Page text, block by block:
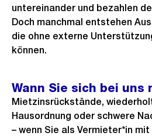
untereinander und bezahlen
Doch manchmal entstehen
die ohne externe
können.
Wann Sie sich bei uns
Mietzinsrückstände,
Hausordnung oder schwere
– wenn Sie als Vermieter*in